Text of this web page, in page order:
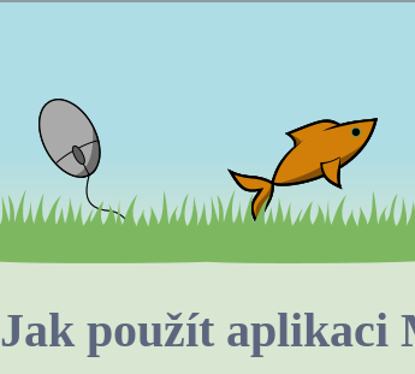
Jak použít aplikaci